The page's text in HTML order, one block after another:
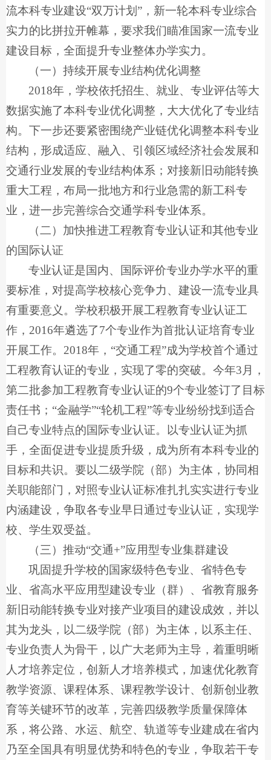
流本科专业建设“双万计划”，新一轮本科专业综合
实力的比拼拉开帷幕，要求我们瞄准国家一流专业
建设目标，全面提升专业整体办学实力。
（一）持续开展专业结构优化调整
2018年，学校依托招生、就业、专业评估等大
数据实施了本科专业优化调整，大大优化了专业结
构。下一步还要紧密围绕产业链优化调整本科专业
结构，形成适应、融入、引领区域经济社会发展和
交通行业发展的专业结构体系；对接新旧动能转换
重大工程，布局一批地方和行业急需的新工科专
业，进一步完善综合交通学科专业体系。
（二）加快推进工程教育专业认证和其他专业
的国际认证
专业认证是国内、国际评价专业办学水平的重
要标准，对提高学校核心竞争力、建设一流专业具
有重要意义。学校积极开展工程教育专业认证工
作，2016年遴选了7个专业作为首批认证培育专业
开展工作。2018年，“交通工程”成为学校首个通过
工程教育认证的专业，实现了零的突破。今年3月，
第二批参加工程教育专业认证的9个专业签订了目标
责任书；“金融学”“轮机工程”等专业纷纷找到适合
自己专业特点的国际专业认证。以专业认证为抓
手，全面促进专业提质升级，成为所有本科专业的
目标和共识。要以二级学院（部）为主体，协同相
关职能部门，对照专业认证标准扎扎实实进行专业
内涵建设，争取各专业早日通过专业认证，实现学
校、学生双受益。
（三）推动“交通+”应用型专业集群建设
巩固提升学校的国家级特色专业、省特色专
业、省高水平应用型建设专业（群）、省教育服务
新旧动能转换专业对接产业项目的建设成效，并以
其为龙头，以二级学院（部）为主体，以系主任、
专业负责人为骨干，以广大老师为主导，着重明晰
人才培养定位，创新人才培养模式，加速优化教育
教学资源、课程体系、课程教学设计、创新创业教
育等关键环节的改革，完善四级教学质量保障体
系，将公路、水运、航空、轨道等专业建成在省内
乃至全国具有明显优势和特色的专业，争取若干专